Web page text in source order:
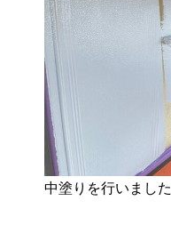
中塗りを行いました